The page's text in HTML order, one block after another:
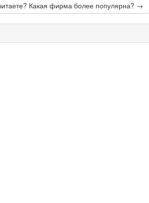
Какая фирма более популярна? →